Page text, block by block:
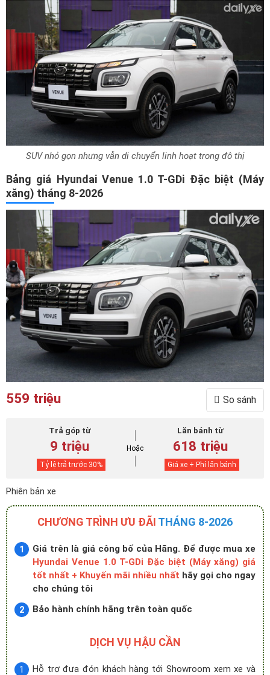
SUV nhỏ gọn nhưng vẫn di chuyển linh hoạt trong đô thị
Bảng giá Hyundai Venue 1.0 T-GDi Đặc biệt (Máy
xăng) tháng 8-2026
559 triệu So sánh
Trả góp từ
9 triệu
Tỷ lệ trả trước 30%
Hoặc
Lăn bánh từ
618 triệu
Giá xe + Phí lăn bánh
Phiên bản xe
CHƯƠNG TRÌNH ƯU ĐÃI THÁNG 8-2026
Giá trên là giá công bố của Hãng. Để được mua xe
Hyundai Venue 1.0 T-GDi Đặc biệt (Máy xăng) giá
tốt nhất + Khuyến mãi nhiều nhất hãy gọi cho ngay
cho chúng tôi
Bảo hành chính hãng trên toàn quốc
DỊCH VỤ HẬU CẦN
Hỗ trợ đưa đón khách hàng tới Showroom xem xe và